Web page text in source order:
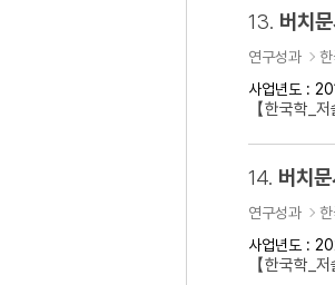
13. 버치
연구성과
사업년도 :
【한국학_
14. 버치
연구성과
사업년도 :
【한국학_